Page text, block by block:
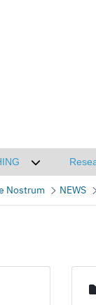
de NEWS
Desplegar
Nostrum NEWS